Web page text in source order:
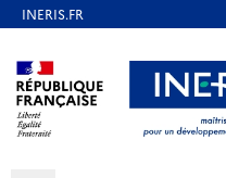
au
contenu
principal
Aller au contenu
Aller au pied de page